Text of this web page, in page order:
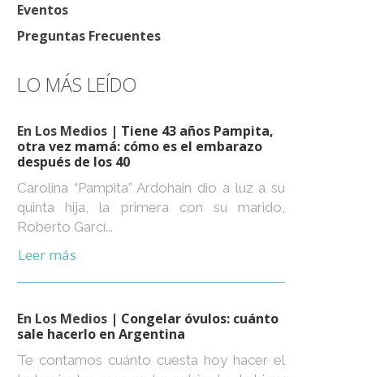
Eventos
Preguntas Frecuentes
LO MÁS LEÍDO
En Los Medios | Tiene 43 años Pampita,
otra vez mamá: cómo es el embarazo
después de los 40
Carolina “Pampita” Ardohain dio a luz a su
quinta hija, la primera con su marido,
Roberto Garcí...
Leer más
En Los Medios | Congelar óvulos: cuánto
sale hacerlo en Argentina
Te contamos cuánto cuesta hoy hacer el